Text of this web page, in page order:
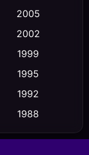
(343)
(23)
2005
2002
1999
1995
1992
1988
1983